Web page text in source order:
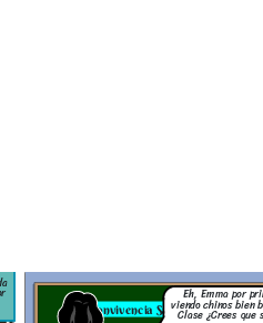
Convivencia Sana
Eh, Emma por
viendo chinos bien
Clase